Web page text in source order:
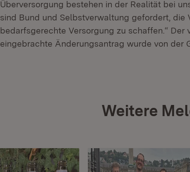
Überversorgung bestehen in der Realität bei
sind Bund und Selbstverwaltung gefordert, die
bedarfsgerechte Versorgung zu schaffen.“
eingebrachte Änderungsantrag wurde von der
Weitere